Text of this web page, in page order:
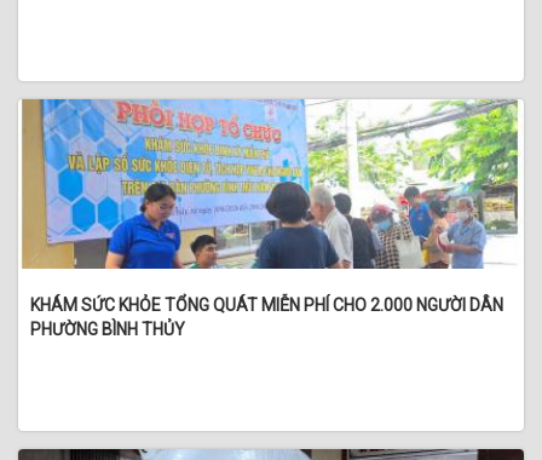
KHÁM SỨC KHỎE TỔNG QUÁT MIỄN PHÍ CHO 2.000 NGƯỜI DÂN
PHƯỜNG BÌNH THỦY